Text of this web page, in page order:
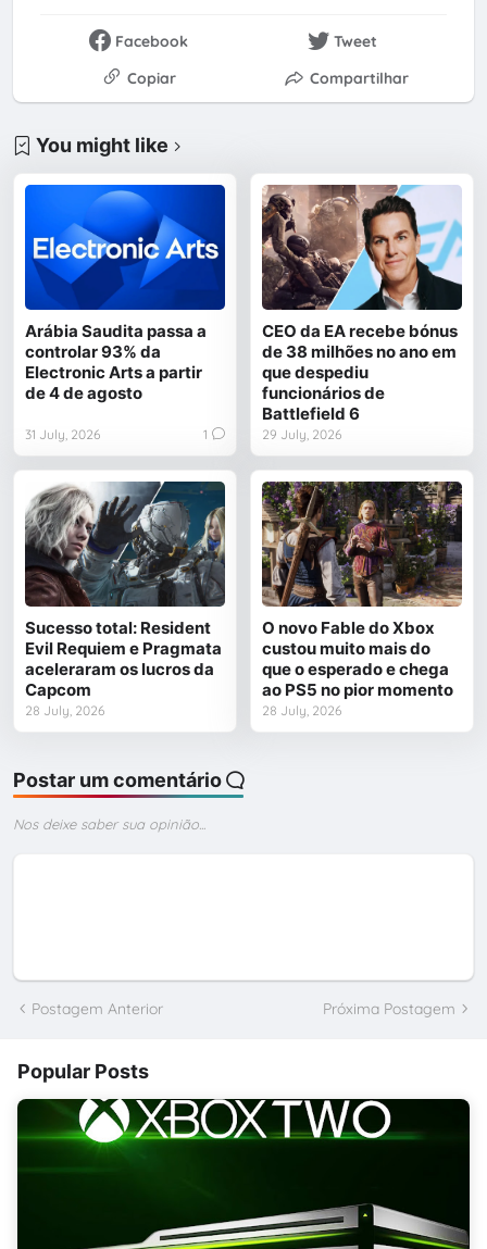
Facebook
Tweet
Copiar
Compartilhar
You might like
Arábia Saudita passa a
controlar 93% da
Electronic Arts a partir
de 4 de agosto
31 July, 2026 1
CEO da EA recebe bónus
de 38 milhões no ano em
que despediu
funcionários de
Battlefield 6
29 July, 2026
Sucesso total: Resident
Evil Requiem e Pragmata
aceleraram os lucros da
Capcom
28 July, 2026
O novo Fable do Xbox
custou muito mais do
que o esperado e chega
ao PS5 no pior momento
28 July, 2026
Postar um comentário
Nos deixe saber sua opinião...
Postagem Anterior Próxima Postagem
Popular Posts